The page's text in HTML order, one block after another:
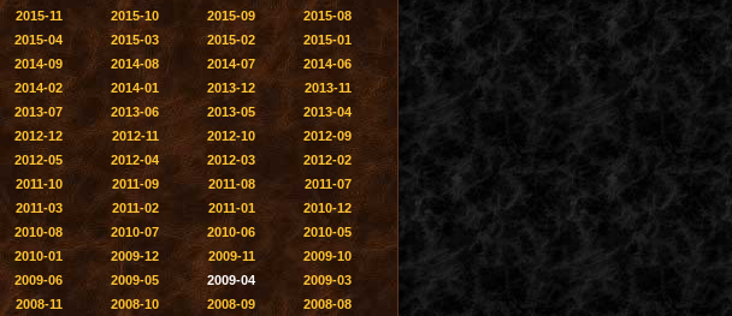
2015-11 2015-10 2015-09
2015-08
2015-04 2015-03 2015-02
2015-01
2014-09 2014-08 2014-07
2014-06
2014-02 2014-01 2013-12
2013-11
2013-07 2013-06 2013-05
2013-04
2012-12 2012-11 2012-10
2012-09
2012-05 2012-04 2012-03
2012-02
2011-10 2011-09 2011-08
2011-07
2011-03 2011-02 2011-01
2010-12
2010-08 2010-07 2010-06
2010-05
2010-01 2009-12 2009-11
2009-10
2009-06 2009-05 2009-04
2009-03
2008-11 2008-10 2008-09 2008-08